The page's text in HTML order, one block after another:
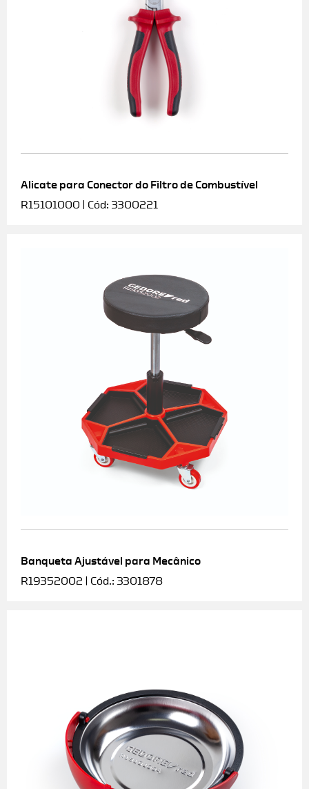
Alicate para Conector do Filtro de Combustível
R15101000 | Cód: 3300221
Banqueta Ajustável para Mecânico
R19352002 | Cód.: 3301878